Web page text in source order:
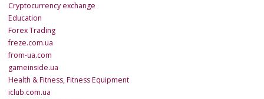
Cryptocurrency exchange
Education
Forex Trading
freze.com.ua
from-ua.com
gameinside.ua
Health & Fitness, Fitness Equipment
iclub.com.ua